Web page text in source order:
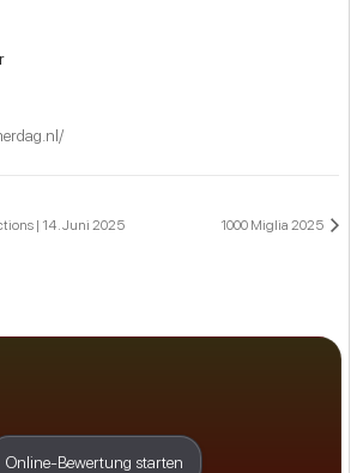
| 14. Juni 2025 1000 Miglia 2025
Online-Bewertung starten